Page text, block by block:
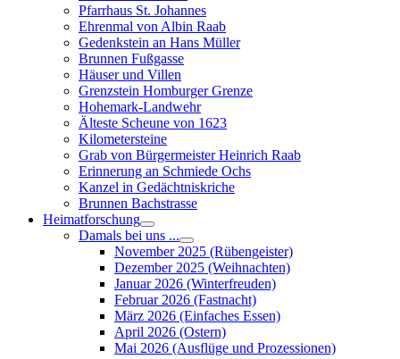
Pfarrhaus St. Johannes
Ehrenmal von Albin Raab
Gedenkstein an Hans Müller
Brunnen Fußgasse
Häuser und Villen
Grenzstein Homburger Grenze
Hohemark-Landwehr
Älteste Scheune von 1623
Kilometersteine
Grab von Bürgermeister Heinrich Raab
Erinnerung an Schmiede Ochs
Kanzel in Gedächtniskriche
Brunnen Bachstrasse
Heimatforschung
Damals bei uns ...
November 2025 (Rübengeister)
Dezember 2025 (Weihnachten)
Januar 2026 (Winterfreuden)
Februar 2026 (Fastnacht)
März 2026 (Einfaches Essen)
April 2026 (Ostern)
Mai 2026 (Ausflüge und Prozessionen)